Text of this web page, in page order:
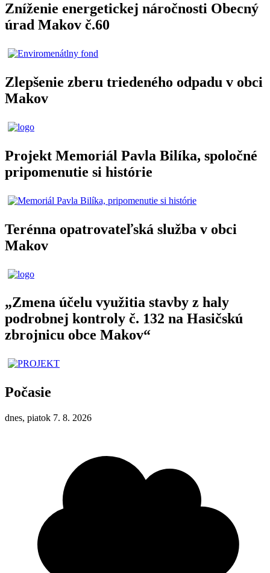
Zníženie energetickej náročnosti Obecný
úrad Makov č.60
Zlepšenie zberu triedeného odpadu v obci
Makov
Projekt Memoriál Pavla Bilíka, spoločné
pripomenutie si histórie
Terénna opatrovateľská služba v obci
Makov
„Zmena účelu využitia stavby z haly
podrobnej kontroly č. 132 na Hasičskú
zbrojnicu obce Makov“
Počasie
dnes, piatok 7. 8. 2026